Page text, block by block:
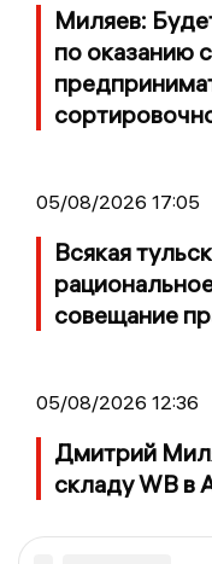
Миляев:
по оказанию
05/08/2026 17:05
Всякая
совещание
05/08/2026 12:36
Дмитрий
складу WB в